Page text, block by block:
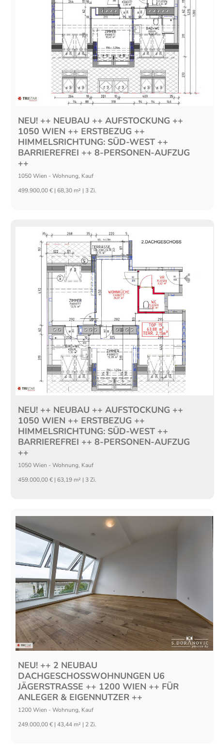
NEU! ++ NEUBAU ++ AUFSTOCKUNG ++
1050 WIEN ++ ERSTBEZUG ++
HIMMELSRICHTUNG: SÜD-WEST ++
BARRIEREFREI ++ 8-PERSONEN-AUFZUG
++
1050 Wien -Wohnung, Kauf
499.900,00 € | 68,30 m² | 3 Zi.
NEU! ++ NEUBAU ++ AUFSTOCKUNG ++
1050 WIEN ++ ERSTBEZUG ++
HIMMELSRICHTUNG: SÜD-WEST ++
BARRIEREFREI ++ 8-PERSONEN-AUFZUG
++
1050 Wien -Wohnung, Kauf
459.000,00 € | 63,19 m² | 3 Zi.
NEU! ++ 2 NEUBAU
DACHGESCHOSSWOHNUNGEN U6
JÄGERSTRASSE ++ 1200 WIEN ++ FÜR
ANLEGER & EIGENNUTZER ++
1200 Wien -Wohnung, Kauf
249.000,00 € | 43,44 m² | 2 Zi.